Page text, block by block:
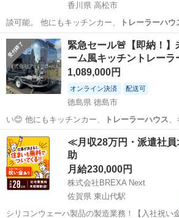
香川県 高松市
談可能。 他にもキッチンカー、
トレーラーハウ
なども取り扱い…
香川 高松市 その他 牽引免許
緊急セール🚨【即納！】
ーム風キッチントレー
1,089,000円
オンライン決済 配送可
徳島県 徳島市
い😊 他にもキッチンカー、
トレーラーハウス
の取り扱い…
徳島 徳島市 その他 エアストリーム
≪月収28万円・派遣社
助
月給230,000円
株式会社BREXA Next
佐賀県 東山代駅
シリコンウェーハ製品の製造業務！【入社祝い